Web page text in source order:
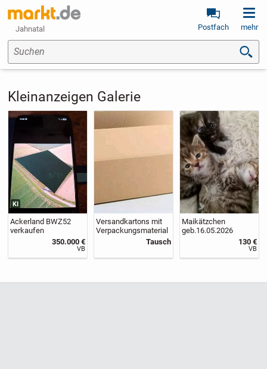
Jahnatal Postfach mehr
Suchen
Kleinanzeigen Galerie
KI
Ackerland BWZ52
verkaufen
350.000 €
VB
Versandkartons mit
Verpackungsmaterial
Tausch
Maikätzchen
geb.16.05.2026
130 €
VB